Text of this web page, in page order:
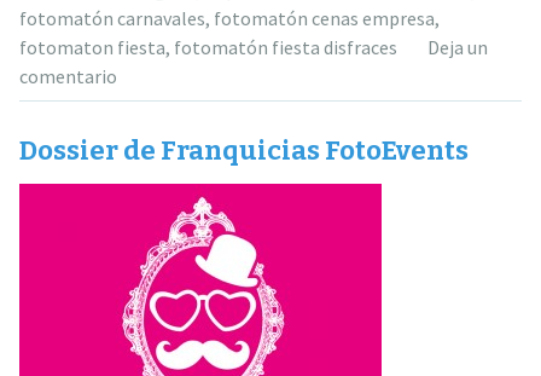
fotomatón carnavales, fotomatón cenas empresa,
fotomaton fiesta, fotomatón fiesta disfraces
Deja un
comentario
Dossier de Franquicias FotoEvents